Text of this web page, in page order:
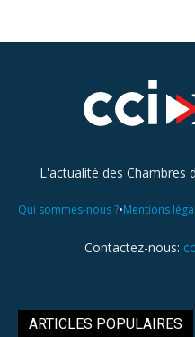
L'actualité des Chambres
Qui sommes-nous ?•Mentions
Contactez-nous:
ARTICLES POPULAIRES